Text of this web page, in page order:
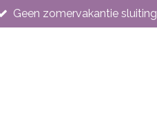
Geen zomervakantie sluiting